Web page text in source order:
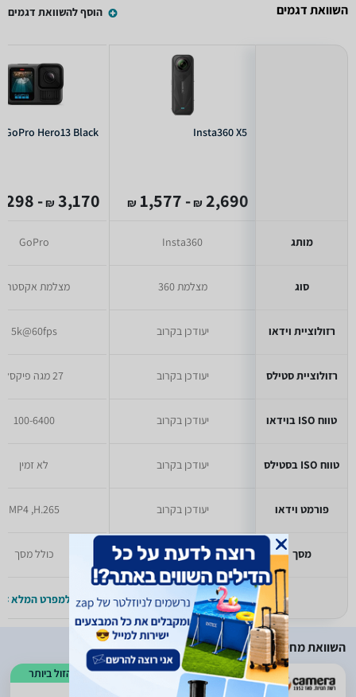
השוואת דגמים הוסף להשוואת דגמים
מותג
סוג
רזולוציית וידאו
רזולוציית סטילס
טווח ISO בוידאו
טווח ISO בסטילס
פורמט וידאו
מסך
Insta360 X5
2,690
₪
- 1,577
₪
Insta360
מצלמת 360
יעודכן בקרוב
יעודכן בקרוב
יעודכן בקרוב
יעודכן בקרוב
יעודכן בקרוב
יעודכן בקרוב
למפרט המלא >>
GoPro Hero13 Black
3,170
₪
- 1,298
GoPro
מצלמת
5k@60fps
27 מגה פיקסל
100-6400
לא זמין
MP4 ,H.265
כולל מסך
למפרט המלא
השוואת מחירים
הזול ביותר
3
472
)